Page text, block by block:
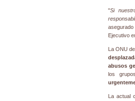
"Si
asegurado
Ejecutivo
La ONU
abusos
los
La actual